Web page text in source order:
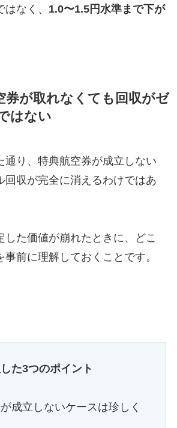
なく、 1.0〜1.5円水準まで下が
券が取れなくても回収がゼ
はない
通り、特典航空券が成立しない
回収が完全に消えるわけではあ
した価値が崩れたときに、どこ
事前に理解しておくことです。
た3つのポイント
成立しないケースは珍しく